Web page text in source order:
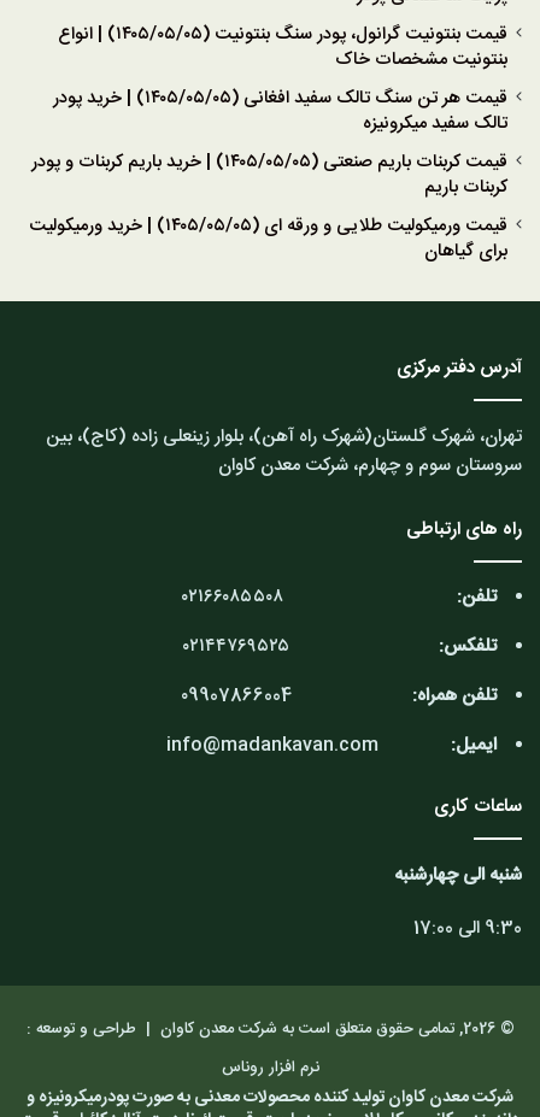
قیمت بنتونیت گرانول، پودر سنگ بنتونیت (۱۴۰۵/۰۵/۰۵) | انواع
بنتونیت مشخصات خاک
قیمت هر تن سنگ تالک سفید افغانی (۱۴۰۵/۰۵/۰۵) | خرید پودر
تالک سفید میکرونیزه
قیمت کربنات باریم صنعتی (۱۴۰۵/۰۵/۰۵) | خرید باریم کربنات و پودر
کربنات باریم
قیمت ورمیکولیت طلایی و ورقه ای (۱۴۰۵/۰۵/۰۵) | خرید ورمیکولیت
برای گیاهان
آدرس دفتر مرکزی
تهران، شهرک گلستان(شهرک راه آهن)، بلوار زینعلی زاده (کاج)، بین
سروستان سوم و چهارم، شرکت معدن کاوان
راه های ارتباطی
تلفن: ۰۲۱۶۶۰۸۵۵۰۸
تلفکس: ۰۲۱۴۴۷۶۹۵۲۵
تلفن همراه:
ایمیل: info@madankavan.com
ساعات کاری
شنبه الی چهارشنبه
9:30 الی 17:00
© 2026, تمامی حقوق متعلق است به شرکت معدن کاوان |
طراحی و توسعه :
نرم افزار روناس
شرکت معدن کاوان تولید کننده محصولات معدنی به صورت پودرمیکرونیزه و